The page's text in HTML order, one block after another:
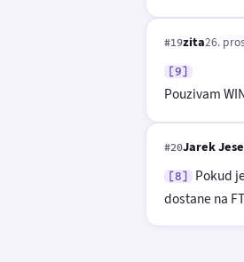
#19zita26.
[9]
Pouzivam
#20Jarek
[8]
Pokud
dostane na